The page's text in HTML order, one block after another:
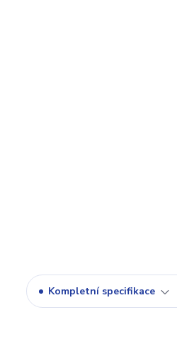
Kompletní specifikace